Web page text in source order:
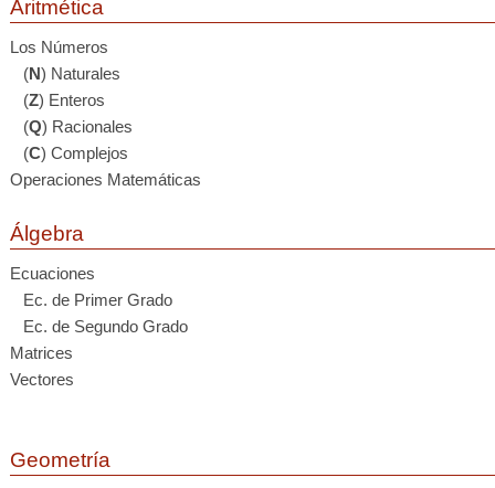
Aritmética
Los Números
(N) Naturales
(Z) Enteros
(Q) Racionales
(C) Complejos
Operaciones Matemáticas
Álgebra
Ecuaciones
Ec. de Primer Grado
Ec. de Segundo Grado
Matrices
Vectores
Geometría